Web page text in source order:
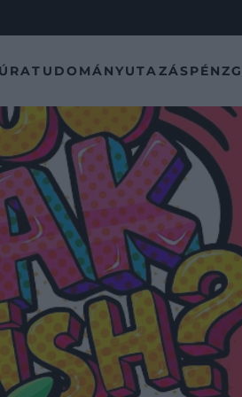
TUDOMÁNYUTAZÁSPÉNZ